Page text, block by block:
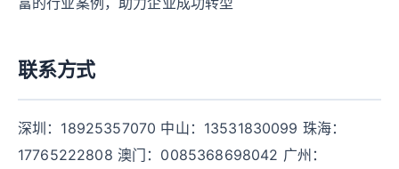
联系方式
深圳：18925357070 中山：13531830099 珠海：
17765222808 澳门：0085368698042 广州：